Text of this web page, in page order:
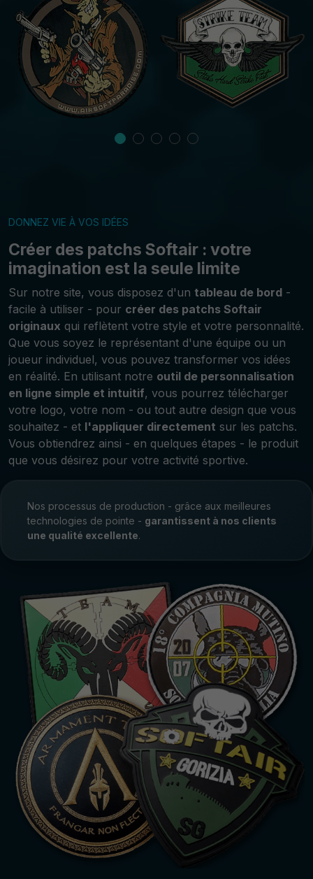
DONNEZ VIE À VOS IDÉES
Créer des patchs Softair : votre
imagination est la seule limite
Sur notre site, vous disposez d'un tableau de bord -
facile à utiliser - pour créer des patchs Softair
originaux qui reflètent votre style et votre personnalité.
Que vous soyez le représentant d'une équipe ou un
joueur individuel, vous pouvez transformer vos idées
en réalité. En utilisant notre outil de personnalisation
en ligne simple et intuitif, vous pourrez télécharger
votre logo, votre nom - ou tout autre design que vous
souhaitez - et l'appliquer directement sur les patchs.
Vous obtiendrez ainsi - en quelques étapes - le produit
que vous désirez pour votre activité sportive.
Nos processus de production - grâce aux meilleures
technologies de pointe - garantissent à nos clients
une qualité excellente.